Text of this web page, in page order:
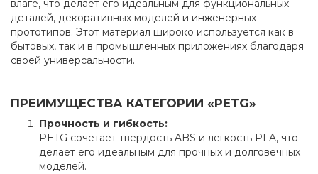
влаге, что делает его идеальным для функциональных
деталей, декоративных моделей и инженерных
прототипов. Этот материал широко используется как в
бытовых, так и в промышленных приложениях благодаря
своей универсальности.
ПРЕИМУЩЕСТВА КАТЕГОРИИ «PETG»
Прочность и гибкость:
PETG сочетает твёрдость ABS и лёгкость PLA, что
делает его идеальным для прочных и долговечных
моделей.